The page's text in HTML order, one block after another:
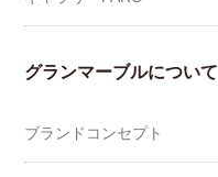
グランマーブルについて
ブランドコンセプト